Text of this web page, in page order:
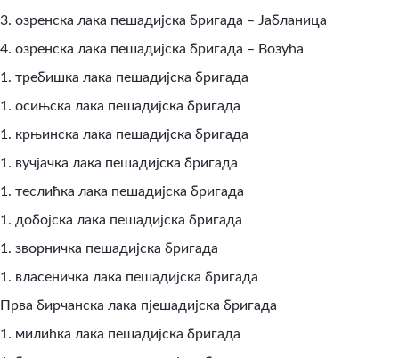
3. озренска лака пешадијска бригада – Јабланица
4. озренска лака пешадијска бригада – Возућа
1. требишка лака пешадијска бригада
1. осињска лака пешадијска бригада
1. крњинска лака пешадијска бригада
1. вучјачка лака пешадијска бригада
1. теслићка лака пешадијска бригада
1. добојска лака пешадијска бригада
1. зворничка пешадијска бригада
1. власеничка лака пешадијска бригада
Прва бирчанска лака пјешадијска бригада
1. милићка лака пешадијска бригада